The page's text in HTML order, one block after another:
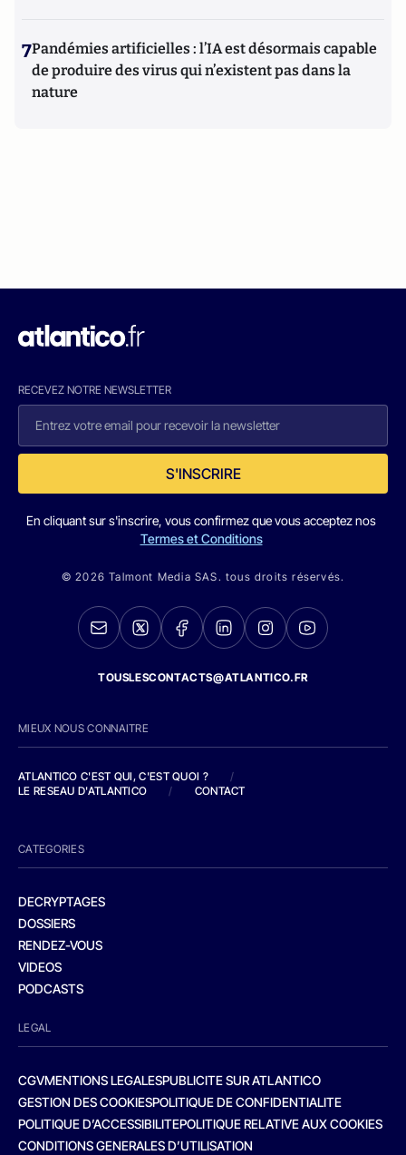
7Pandémies artificielles : l’IA est désormais capable
de produire des virus qui n’existent pas dans la
nature
RECEVEZ NOTRE NEWSLETTER
S'INSCRIRE
En cliquant sur s'inscrire, vous confirmez que vous acceptez nos
Termes et Conditions
© 2026 Talmont Media SAS. tous droits réservés.
TOUSLESCONTACTS@ATLANTICO.FR
MIEUX NOUS CONNAITRE
ATLANTICO C'EST QUI, C'EST QUOI ?
/
LE RESEAU D'ATLANTICO
/ CONTACT
CATEGORIES
DECRYPTAGES
DOSSIERS
RENDEZ-VOUS
VIDEOS
PODCASTS
LEGAL
CGVMENTIONS LEGALESPUBLICITE SUR ATLANTICO
GESTION DES COOKIESPOLITIQUE DE CONFIDENTIALITE
POLITIQUE D’ACCESSIBILITEPOLITIQUE RELATIVE AUX COOKIES
CONDITIONS GENERALES D’UTILISATION